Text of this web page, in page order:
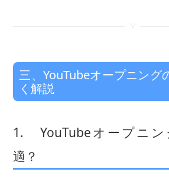
三、YouTubeオープニング
く解説
1. YouTubeオープニン
適？